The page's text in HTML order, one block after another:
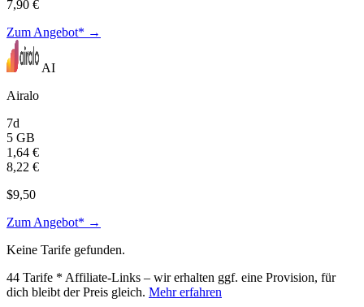
7,90 €
Zum Angebot* →
AI
Airalo
7d
5 GB
1,64 €
8,22 €
$9,50
Zum Angebot* →
Keine Tarife gefunden.
44 Tarife * Affiliate-Links – wir erhalten ggf. eine Provision, für
dich bleibt der Preis gleich. Mehr erfahren